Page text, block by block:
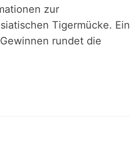
zur
Tigermücke. Ein
rundet die